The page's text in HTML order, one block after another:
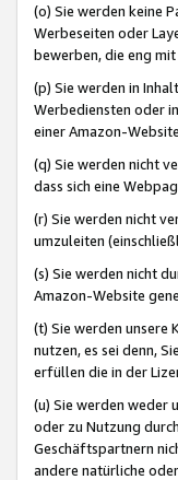
(o) Sie werden keine
Werbeseiten oder
bewerben, die eng
(p) Sie werden in
Werbediensten oder
einer Amazon-
(q) Sie werden nicht
dass sich eine
(r) Sie werden nicht
umzuleiten
(s) Sie werden nicht
Amazon-Website
(t) Sie werden unsere
nutzen, es sei denn,
erfüllen die in der
(u) Sie werden weder
oder zu Nutzung
Geschäftspartnern
andere natürliche